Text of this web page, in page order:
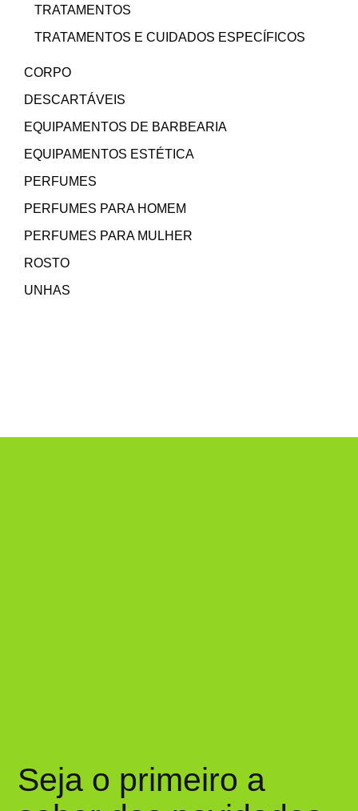
TRATAMENTOS
TRATAMENTOS E CUIDADOS ESPECÍFICOS
CORPO
DESCARTÁVEIS
EQUIPAMENTOS DE BARBEARIA
EQUIPAMENTOS ESTÉTICA
PERFUMES
PERFUMES PARA HOMEM
PERFUMES PARA MULHER
ROSTO
UNHAS
Seja o primeiro a